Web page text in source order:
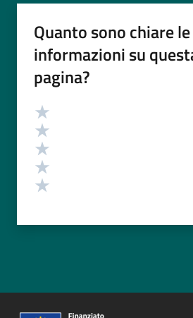
Quanto sono chiare le
informazioni su
pagina?
Valutazione